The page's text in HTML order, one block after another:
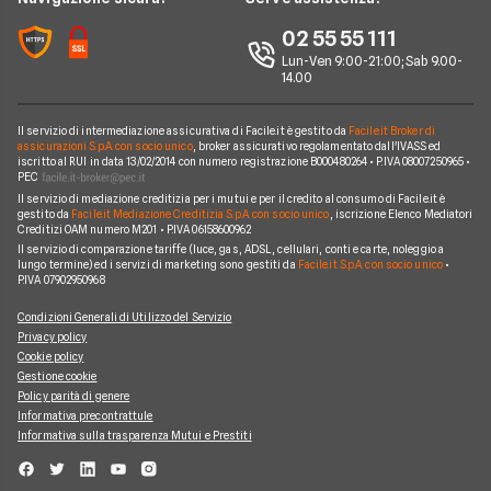
Chi siamo
Perché scegliere Facile.it
Mappa del sito
Assicurazione Avvocati
Assicurazione Infortuni
Assicurazione Autocarro
Prima.it
Quixa
UnipolSai
Allianz
Compagnie e intermediari
Notizie Assicurazioni 02 55 55 111
Lun-Ven 9:00-21:00; Sab 9.00-
14.00
Il servizio di intermediazione assicurativa di Facile.it è gestito da Facile.it Broker di
assicurazioni S.p.A. con socio unico, broker assicurativo regolamentato dall'IVASS ed
iscritto al RUI in data 13/02/2014 con numero registrazione B000480264 • P.IVA 08007250965 •
PEC
Il servizio di mediazione creditizia per i mutui e per il credito al consumo di Facile.it è
gestito da Facile.it Mediazione Creditizia S.p.A. con socio unico , iscrizione Elenco Mediatori
Creditizi OAM numero M201 • P.IVA 06158600962
Il servizio di comparazione tariffe (luce, gas, ADSL, cellulari, conti e carte, noleggio a
lungo termine) ed i servizi di marketing sono gestiti da Facile.it S.p.A. con socio unico•
P.IVA 07902950968
Condizioni Generali di Utilizzo del Servizio
Privacy policy
Cookie policy
Gestione cookie
Policy parità di genere
Informativa precontrattule
Informativa sulla trasparenza Mutui e Prestiti